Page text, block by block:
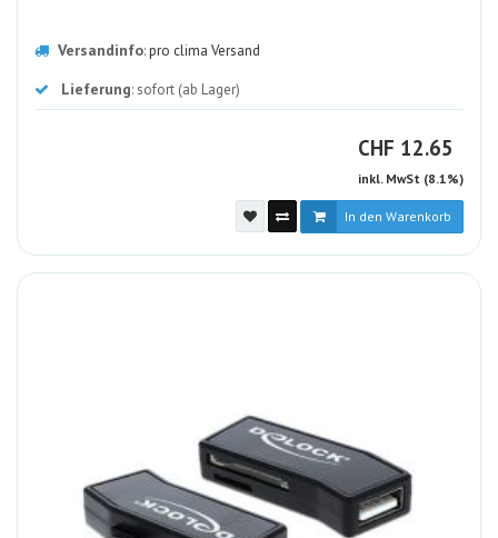
Versandinfo:pro clima Versand
Lieferung: sofort (ab Lager)
CHF CHF
12.65
inkl. MwSt (8.1%)
In den Warenkorb